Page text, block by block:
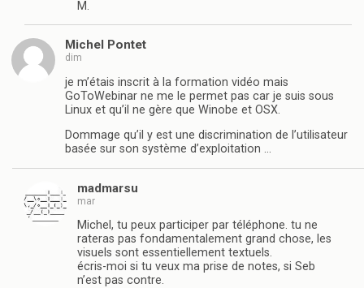
M.
Michel Pontet
dim
je m’étais inscrit à la formation vidéo mais
GoToWebinar ne me le permet pas car je suis sous
Linux et qu’il ne gère que Winobe et OSX.
Dommage qu’il y est une discrimination de l’utilisateur
basée sur son système d’exploitation …
madmarsu
mar
Michel, tu peux participer par téléphone. tu ne
rateras pas fondamentalement grand chose, les
visuels sont essentiellement textuels.
écris-moi si tu veux ma prise de notes, si Seb
n’est pas contre.